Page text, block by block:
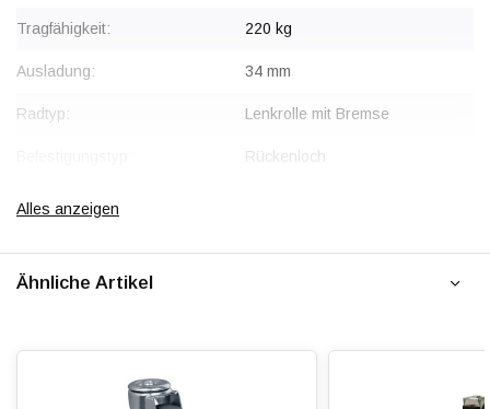
Tragfähigkeit: 220 kg
Ausladung: 34 mm
Radtyp: Lenkrolle mit Bremse
Rückenloch
Gabel:
Radlagerung:
Zentrales Kugellager mit
Alles anzeigen
Ähnliche Artikel